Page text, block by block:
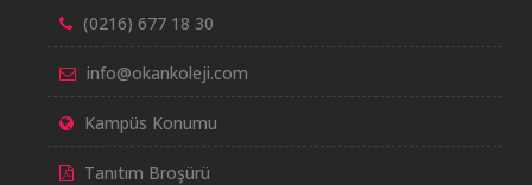
(0216) 677 18 30
info@okankoleji.com
Kampüs Konumu
Tanıtım Broşürü